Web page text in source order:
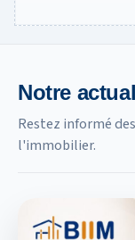
Notre
Restez informé
l'immobilier.